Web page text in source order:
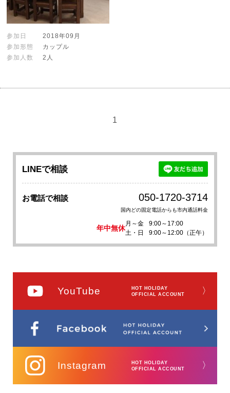
参加日
2018年09月
参加形態
カップル
参加人数
2人
1
LINEで相談
お電話で相談 050-1720-3714
国内どの固定電話からも市内通話料金
年中無休
月～金
9:00～17:00
土・日
9:00～12:00（正午）
YouTube
HOT HOLIDAY
OFFICIAL ACCOUNT
〉
Instagram
HOT HOLIDAY
OFFICIAL ACCOUNT
〉